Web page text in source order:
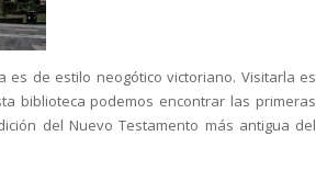
es de estilo neogótico victoriano. Visitarla es
biblioteca podemos encontrar las primeras
del Nuevo Testamento más antigua del